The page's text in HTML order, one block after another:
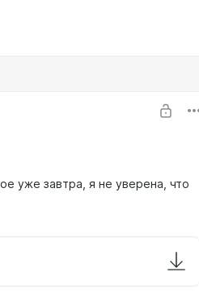
уже завтра, я не уверена, что